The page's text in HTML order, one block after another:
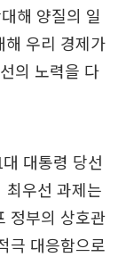
해 양질의 일
해 우리 경제가
의 노력을 다
대통령 당선
최우선 과제는
정부의 상호관
극 대응함으로